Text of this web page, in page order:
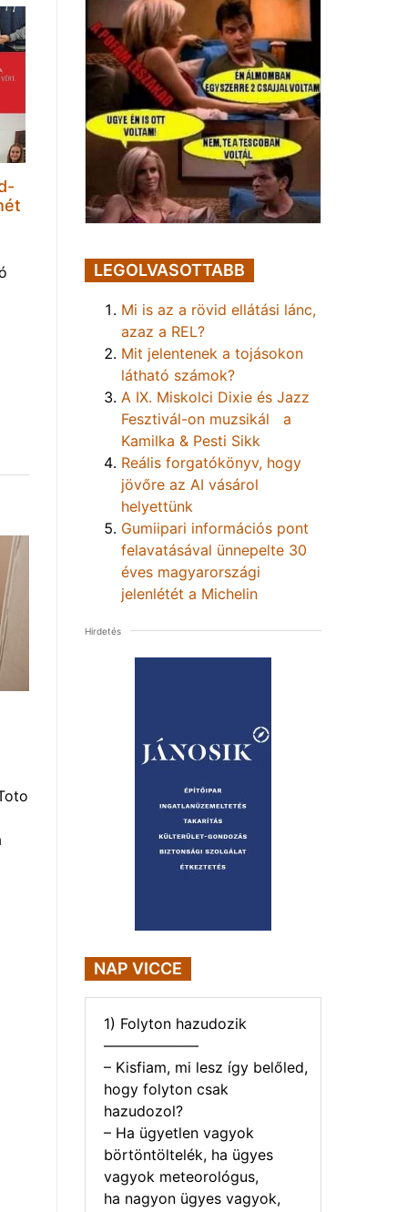
LEGOLVASOTTABB
Mi is az a rövid ellátási lánc,
azaz a REL?
Mit jelentenek a tojásokon
látható számok?
A IX. Miskolci Dixie és Jazz
Fesztivál-on muzsikál a
Kamilka & Pesti Sikk
Reális forgatókönyv, hogy
jövőre az AI vásárol
helyettünk
Gumiipari információs pont
felavatásával ünnepelte 30
éves magyarországi
jelenlétét a Michelin
Hirdetés
NAP VICCE
1) Folyton hazudozik
——————–
– Kisfiam, mi lesz így belőled,
hogy folyton csak
hazudozol?
– Ha ügyetlen vagyok
börtöntöltelék, ha ügyes
vagyok meteorológus,
ha nagyon ügyes vagyok,